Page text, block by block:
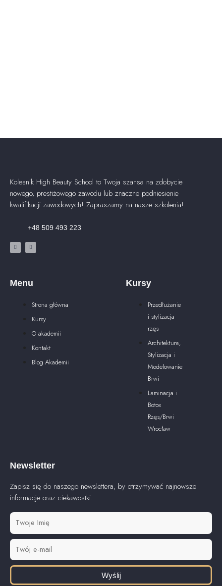
Kolesnik High Beauty School to Twoja szansa na zdobycie
nowego, prestiżowego zawodu lub znaczne podniesienie
kwalifikacji zawodowych! Zapraszamy na nasze szkolenia!
+48 509 493 223
Menu
Strona główna
Kursy
O akademii
Kontakt
Blog Akademii
Kursy
Przedłużanie
i stylizacja
rzęs
Architektura,
Stylizacja i
Modelowanie
Brwi
Laminacja i
Botox
Rzęs/Brwi
Wrocław
Newsletter
Zapisz się do naszego newslettera, by otrzymywać najnowsze
informacje oraz ciekawostki.
Wyślij